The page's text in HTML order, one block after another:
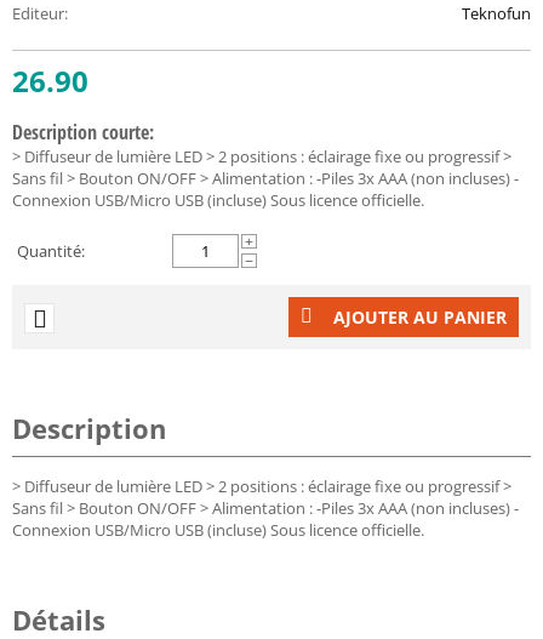
Editeur: Teknofun
26.90
Description courte:
> Diffuseur de lumière LED > 2 positions : éclairage fixe ou progressif >
Sans fil > Bouton ON/OFF > Alimentation : -Piles 3x AAA (non incluses) -
Connexion USB/Micro USB (incluse) Sous licence officielle.
Quantité:
+
−
AJOUTER AU PANIER
Description
> Diffuseur de lumière LED > 2 positions : éclairage fixe ou progressif >
Sans fil > Bouton ON/OFF > Alimentation : -Piles 3x AAA (non incluses) -
Connexion USB/Micro USB (incluse) Sous licence officielle.
Détails